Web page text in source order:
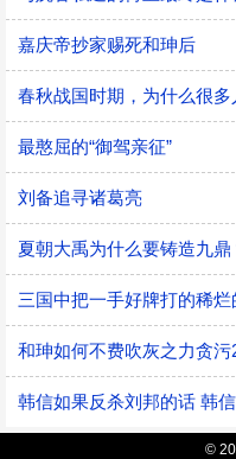
嘉庆帝抄家赐死和珅后
春秋战国时期，为什么很多
最憨屈的“御驾亲征”
刘备追寻诸葛亮
夏朝大禹为什么要铸造九
韩信如果反杀刘邦的话 韩
©